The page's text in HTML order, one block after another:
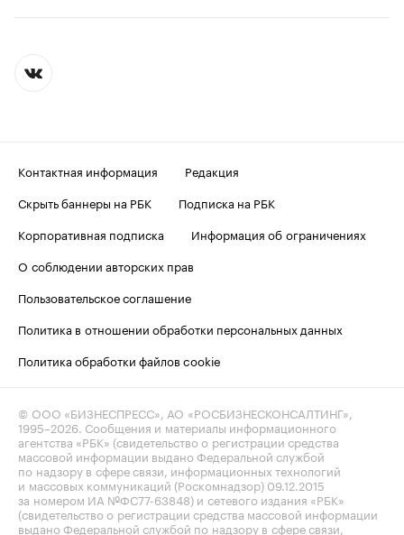
Контактная информация
Редакция
Скрыть баннеры на РБК
Подписка на РБК
Корпоративная подписка
Информация об ограничениях
О соблюдении авторских прав
Пользовательское соглашение
Политика в отношении обработки персональных данных
Политика обработки файлов cookie
© ООО «БИЗНЕСПРЕСС», АО «РОСБИЗНЕСКОНСАЛТИНГ»,
1995–2026 . Сообщения и материалы информационного
агентства «РБК» (свидетельство о регистрации средства
массовой информации выдано Федеральной службой
по надзору в сфере связи, информационных технологий
и массовых коммуникаций (Роскомнадзор) 09.12.2015
за номером ИА №ФС77-63848) и сетевого издания «РБК»
(свидетельство о регистрации средства массовой информации
выдано Федеральной службой по надзору в сфере связи,